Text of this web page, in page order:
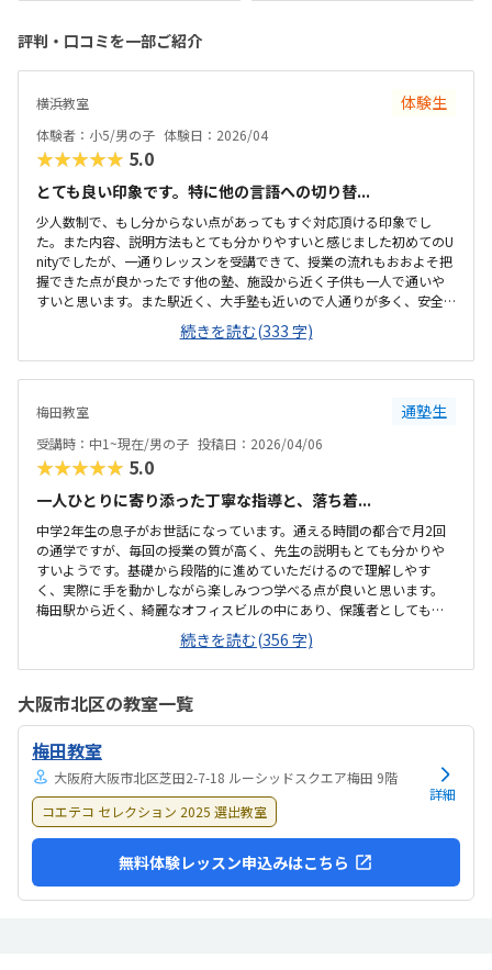
評判・口コミを一部ご紹介
横浜教室 体験生
体験者：小5/男の子 体験日：2026/04
★★★★★ 5.0
とても良い印象です。特に他の言語への切り替...
少人数制で、もし分からない点があってもすぐ対応頂ける印象でし
た。また内容、説明方法もとても分かりやすいと感じました初めてのU
nityでしたが、一通りレッスンを受講できて、授業の流れもおおよそ把
握できた点が良かったです他の塾、施設から近く子供も一人で通いや
すいと思います。また駅近く、大手塾も近いので人通りが多く、安全
面で特に気になった事はありません。とても綺麗で広く、他のプログ
ラミング教室よりも良い印象がありました。集中もできると思います
内容、人数体制、場所など考慮しても妥当な金額と感じます。教室が
なくなると困るのでもし値上げ等が必要な場合は実施頂きたいです。
たようです。その日に入会を決めてました。
続きを読む(333 字)
梅田教室 通塾生
受講時：中1~現在/男の子 投稿日：2026/04/06
★★★★★ 5.0
一人ひとりに寄り添った丁寧な指導と、落ち着...
中学2年生の息子がお世話になっています。通える時間の都合で月2回
の通学ですが、毎回の授業の質が高く、先生の説明もとても分かりや
すいようです。基礎から段階的に進めていただけるので理解しやす
く、実際に手を動かしながら楽しみつつ学べる点が良いと思います。
梅田駅から近く、綺麗なオフィスビルの中にあり、保護者としても安
心です。N高等学校の教室のフロアにあるため、親しみやすい雰囲気で
す。個別指導なので少し料金が高めなのは仕方ないと思います。月2回
から通えるのは大変魅力的です。先生方も若く、一人ひとりに寄り添
にあることもあり、落ち着いた良い雰囲気の中で学べているように感
じます。授業のキャンセルや変更も柔軟に受けてくださいます。特に思
いつく事はありません。
続きを読む(356 字)
大阪市北区の教室一覧
梅田教室
大阪府大阪市北区芝田2-7-18 ルーシッドスクエア梅田 9階
コエテコ セレクション 2025 選出教室
詳細
無料体験レッスン申込みはこちら